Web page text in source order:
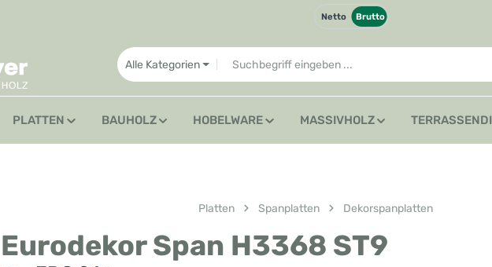
Netto Brutto
Alle Kategorien
PLATTEN BAUHOLZ HOBELWARE MASSIVHOLZ
Platten Spanplatten Dekorspanplatten
Span H3368 ST9